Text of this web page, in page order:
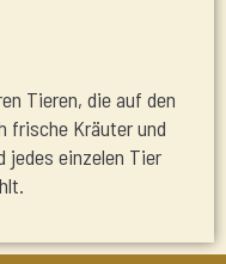
Tieren, die auf den
frische Kräuter und
jedes einzelen Tier